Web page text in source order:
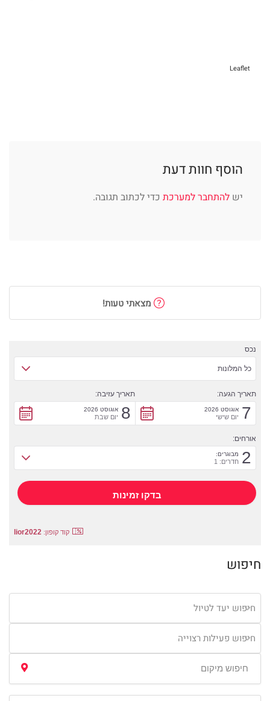
Leaflet
הוסף חוות דעת
יש להתחבר למערכת כדי לכתוב תגובה.
מצאתי טעות!
נכס
כל המלונות
תאריך הגעה:
7 אוגוסט 2026
יום שישי
תאריך עזיבה:
8 אוגוסט 2026
יום שבת
אורחים:
2 מבוגרים:
חדרים: 1
קוד קופון: lior2022
חיפוש
חיפוש יעד לטיול
חיפוש פעילות רצוייה